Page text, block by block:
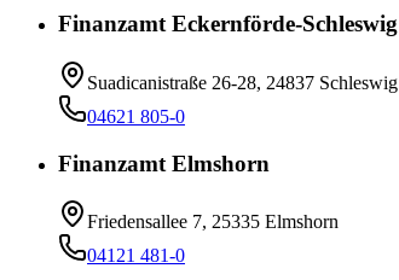
Finanzamt Eckernförde-Schleswig
Suadicanistraße 26-28, 24837 Schleswig
04621 805-0
Finanzamt Elmshorn
Friedensallee 7, 25335 Elmshorn
04121 481-0